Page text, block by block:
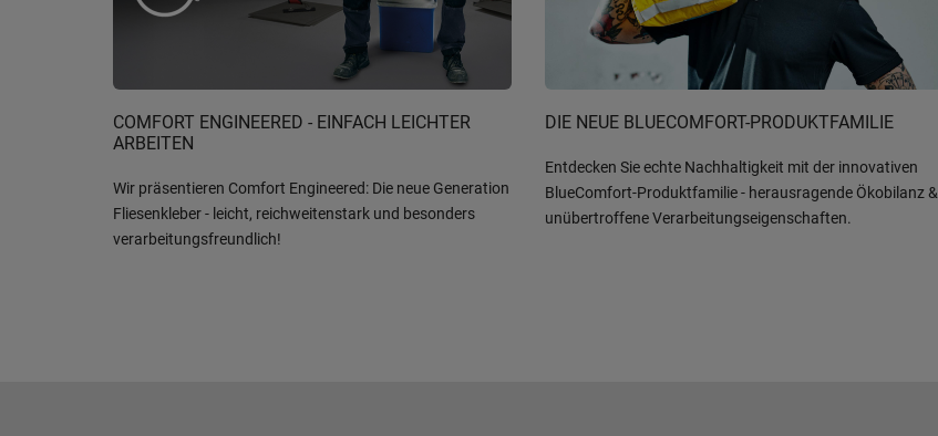
COMFORT ENGINEERED - EINFACH LEICHTER
ARBEITEN
Wir präsentieren Comfort Engineered: Die neue Generation
Fliesenkleber - leicht, reichweitenstark und besonders
verarbeitungsfreundlich!
DIE NEUE BLUECOMFORT-PRODUKTFAMILIE
Entdecken Sie echte Nachhaltigkeit mit der innovativen
BlueComfort-Produktfamilie - herausragende Ökobilanz &
unübertroffene Verarbeitungseigenschaften.